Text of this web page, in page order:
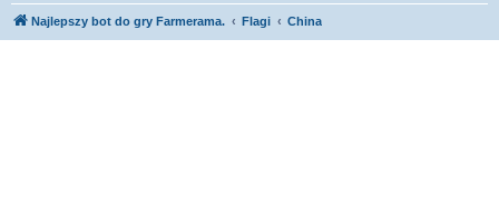
Najlepszy bot do gry Farmerama. Flagi China